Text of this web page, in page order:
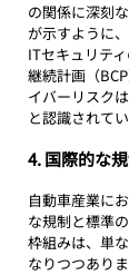
の関係に深刻
が示すように
ITセキュリテ
継続計画（
イバーリスク
と認識されてい
4. 国際的な
自動車産業に
な規制と標準
枠組みは、単
なりつつありま